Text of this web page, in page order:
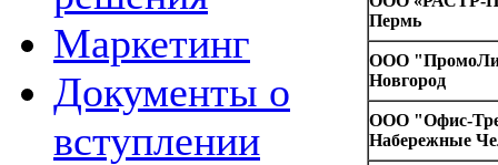
Маркетинг
Документы о
вступлении
Пермь
ООО
Новгород
ООО "Офис-
Набережные